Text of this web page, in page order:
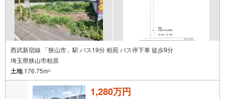
西武新宿線 「狭山市」駅 バス19分 柏苑 バス停下車 徒歩9分
埼玉県狭山市柏原
土地176.75m2
1,280万円